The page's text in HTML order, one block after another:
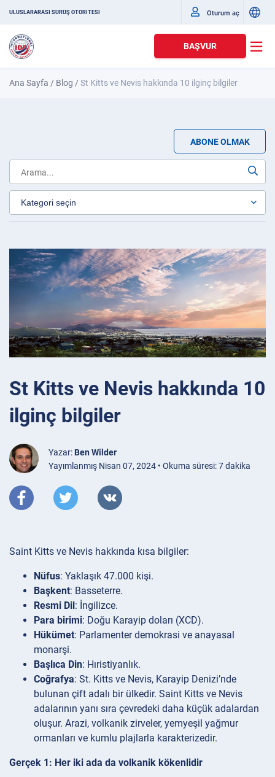
ULUSLARARASI SÜRÜŞ OTORITESI Oturum aç
BAŞVUR
Ana Sayfa / Blog /St Kitts ve Nevis hakkında 10 ilginç bilgiler
ABONE OLMAK
St Kitts ve Nevis hakkında 10
ilginç bilgiler
Yazar: Ben Wilder
Yayımlanmış Nisan 07, 2024 • Okuma süresi: 7 dakika
Saint Kitts ve Nevis hakkında kısa bilgiler:
Nüfus: Yaklaşık 47.000 kişi.
Başkent: Basseterre.
Resmi Dil: İngilizce.
Para birimi: Doğu Karayip doları (XCD).
Hükümet: Parlamenter demokrasi ve anayasal
monarşi.
Başlıca Din: Hıristiyanlık.
Coğrafya: St. Kitts ve Nevis, Karayip Denizi’nde
bulunan çift adalı bir ülkedir. Saint Kitts ve Nevis
adalarının yanı sıra çevredeki daha küçük adalardan
oluşur. Arazi, volkanik zirveler, yemyeşil yağmur
ormanları ve kumlu plajlarla karakterizedir.
Gerçek 1: Her iki ada da volkanik kökenlidir